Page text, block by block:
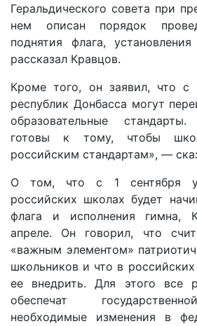
Геральдического совета при
нем описан порядок
поднятия флага,
рассказал Кравцов.
Кроме того, он заявил, что с
республик Донбасса могут
образовательные
готовы к тому, чтобы
российским стандартам», —
О том, что с 1 сентября
российских школах будет
флага и исполнения гимна,
апреле. Он говорил, что
«важным элементом»
школьников и что в
ее внедрить. Для этого все
обеспечат
необходимые изменения в